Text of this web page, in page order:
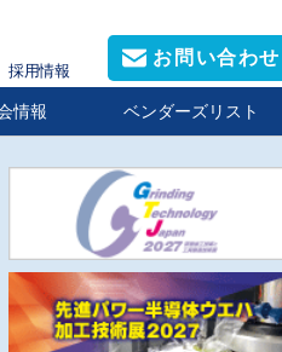
採用情報
お問い合わせ
情報 ベンダーズリスト